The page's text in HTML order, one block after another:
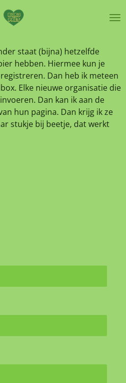
staat (bijna) hetzelfde
hebben. Hiermee kun je
Dan heb ik meteen
Elke nieuwe organisatie die
Dan kan ik aan de
hun pagina. Dan krijg ik ze
stukje bij beetje, dat werkt